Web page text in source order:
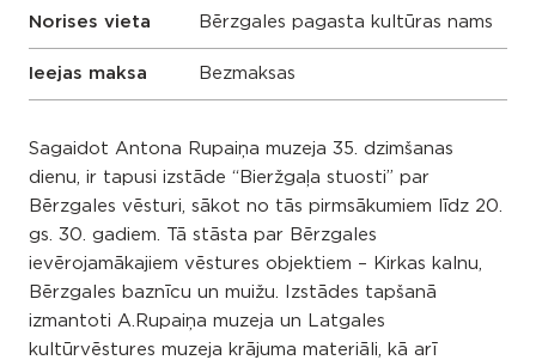
Norises vieta Bērzgales pagasta kultūras nams
Ieejas maksa Bezmaksas
Sagaidot Antona Rupaiņa muzeja 35. dzimšanas
dienu, ir tapusi izstāde “Bieržgaļa stuosti” par
Bērzgales vēsturi, sākot no tās pirmsākumiem līdz 20.
gs. 30. gadiem. Tā stāsta par Bērzgales
ievērojamākajiem vēstures objektiem – Kirkas kalnu,
Bērzgales baznīcu un muižu. Izstādes tapšanā
izmantoti A.Rupaiņa muzeja un Latgales
kultūrvēstures muzeja krājuma materiāli, kā arī